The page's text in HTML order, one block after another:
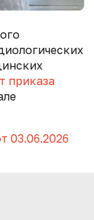
приказа
03.06.2026